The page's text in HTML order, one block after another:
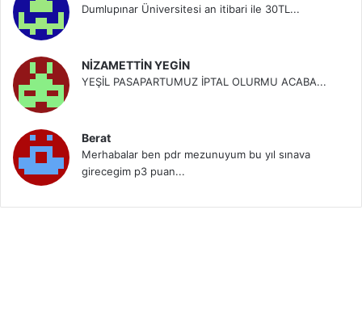
Dumlupınar Üniversitesi an itibari ile 30TL...
NİZAMETTİN YEGİN
YEŞİL PASAPARTUMUZ İPTAL OLURMU ACABA...
Berat
Merhabalar ben pdr mezunuyum bu yıl sınava
girecegim p3 puan...